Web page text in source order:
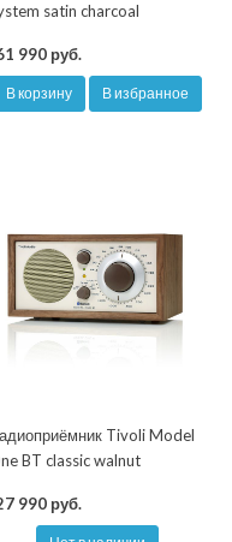
satin charcoal
990 руб.
В корзину В избранное
Tivoli Model
BT classic walnut
990 руб.